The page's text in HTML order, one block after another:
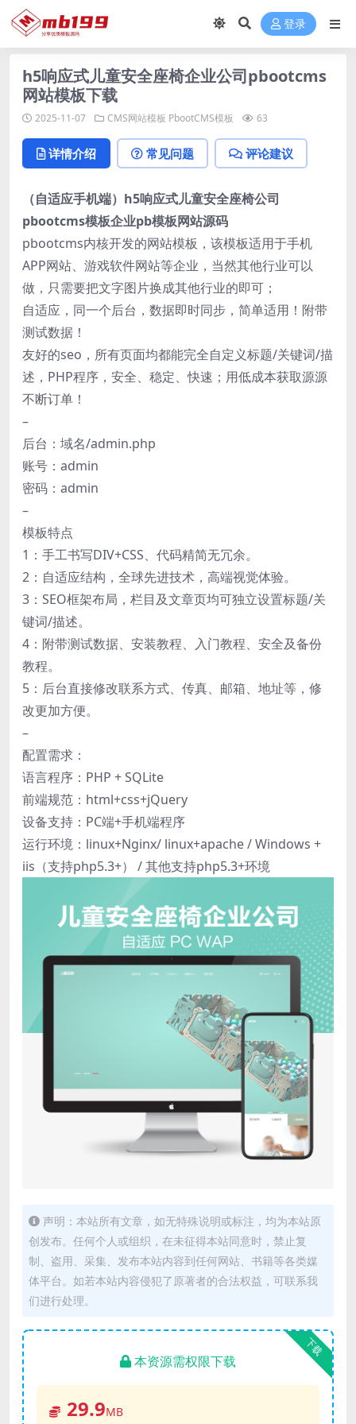
登录
h5响应式儿童安全座椅企业公司pbootcms
网站模板下载
2025-11-07 CMS网站模板 PbootCMS模板 63
详情介绍 常见问题 评论建议
（自适应手机端）h5响应式儿童安全座椅公司
pbootcms模板企业pb模板网站源码
pbootcms内核开发的网站模板，该模板适用于手机
APP网站、游戏软件网站等企业，当然其他行业可以
做，只需要把文字图片换成其他行业的即可；
自适应，同一个后台，数据即时同步，简单适用！附带
测试数据！
友好的seo，所有页面均都能完全自定义标题/关键词/描
述，PHP程序，安全、稳定、快速；用低成本获取源源
不断订单！
–
后台：域名/admin.php
账号：admin
密码：admin
–
模板特点
1：手工书写DIV+CSS、代码精简无冗余。
2：自适应结构，全球先进技术，高端视觉体验。
3：SEO框架布局，栏目及文章页均可独立设置标题/关
键词/描述。
4：附带测试数据、安装教程、入门教程、安全及备份
教程。
5：后台直接修改联系方式、传真、邮箱、地址等，修
改更加方便。
–
配置需求：
语言程序：PHP + SQLite
前端规范：html+css+jQuery
设备支持：PC端+手机端程序
运行环境：linux+Nginx/ linux+apache / Windows +
iis（支持php5.3+） / 其他支持php5.3+环境
声明：本站所有文章，如无特殊说明或标注，均为本站原
创发布。任何个人或组织，在未征得本站同意时，禁止复
制、盗用、采集、发布本站内容到任何网站、书籍等各类媒
体平台。如若本站内容侵犯了原著者的合法权益，可联系我
们进行处理。
下载
本资源需权限下载
29.9MB